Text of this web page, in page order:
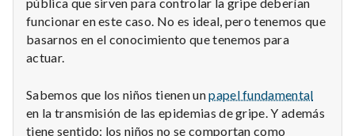
funcionar en este caso. No es ideal, pero tenemos que
basarnos en el conocimiento que tenemos para
actuar.
Sabemos que los niños tienen unpapel fundamental
en la transmisión de las epidemias de gripe. Y además
tiene sentido: los niños no se comportan como